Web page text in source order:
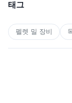
태그
펠렛 밀 장비